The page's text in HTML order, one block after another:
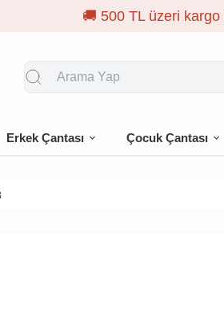
Erkek Çantası Çocuk Çantası